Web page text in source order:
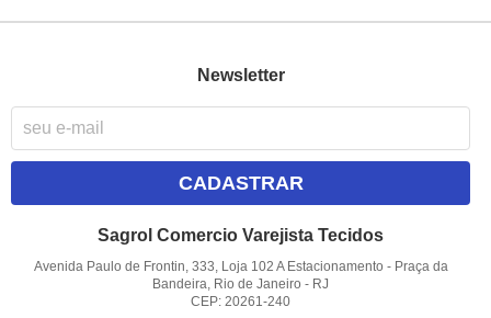
Newsletter
CADASTRAR
Sagrol Comercio Varejista Tecidos
Avenida Paulo de Frontin, 333, Loja 102 A Estacionamento - Praça da
Bandeira, Rio de Janeiro - RJ
CEP: 20261-240